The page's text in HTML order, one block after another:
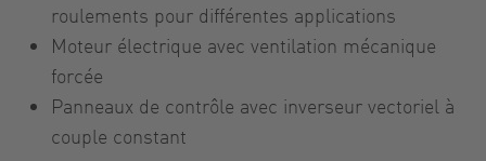
roulements pour différentes applications
Moteur électrique avec ventilation mécanique
forcée
Panneaux de contrôle avec inverseur vectoriel à
couple constant